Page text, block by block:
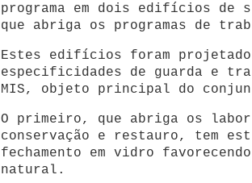
programa em dois edifícios de
que abriga os programas de
Estes edifícios foram
especificidades de guarda e
MIS, objeto principal do
O primeiro, que abriga os
conservação e restauro, tem
fechamento em vidro
natural.